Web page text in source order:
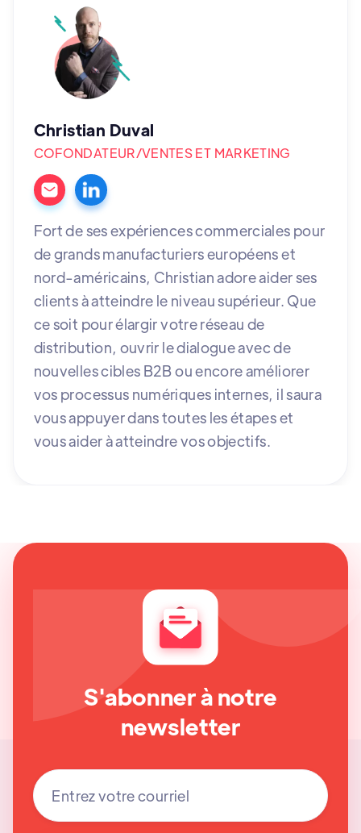
Christian Duval
COFONDATEUR/VENTES ET MARKETING
Fort de ses expériences commerciales pour
de grands manufacturiers européens et
nord-américains, Christian adore aider ses
clients à atteindre le niveau supérieur. Que
ce soit pour élargir votre réseau de
distribution, ouvrir le dialogue avec de
nouvelles cibles B2B ou encore améliorer
vos processus numériques internes, il saura
vous appuyer dans toutes les étapes et
vous aider à atteindre vos objectifs.
S'abonner à notre
newsletter